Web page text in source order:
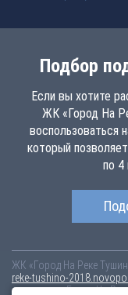
Подбор
Если вы хотите
ЖК «Город На
воспользоваться
который
по 4
ЖК «Город На Реке
reke-tushino-
комплексе «Город На